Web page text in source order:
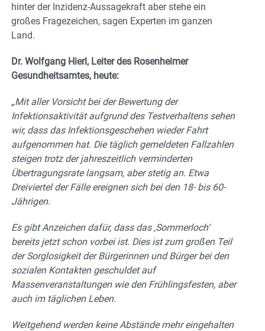
hinter der Inzidenz-Aussagekraft aber stehe ein
großes Fragezeichen, sagen Experten im ganzen
Land.
Dr. Wolfgang Hierl, Leiter des Rosenheimer
Gesundheitsamtes, heute:
„Mit aller Vorsicht bei der Bewertung der
Infektionsaktivität aufgrund des Testverhaltens sehen
wir, dass das Infektionsgeschehen wieder Fahrt
aufgenommen hat. Die täglich gemeldeten Fallzahlen
steigen trotz der jahreszeitlich verminderten
Übertragungsrate langsam, aber stetig an. Etwa
Dreiviertel der Fälle ereignen sich bei den 18- bis 60-
Jährigen.
Es gibt Anzeichen dafür, dass das ‚Sommerloch‘
bereits jetzt schon vorbei ist. Dies ist zum großen Teil
der Sorglosigkeit der Bürgerinnen und Bürger bei den
sozialen Kontakten geschuldet auf
Massenveranstaltungen wie den Frühlingsfesten, aber
auch im täglichen Leben.
Weitgehend werden keine Abstände mehr eingehalten